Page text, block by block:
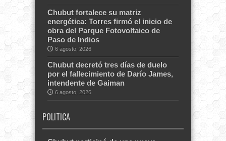
Chubut fortalece su matriz
energética: Torres firmó el inicio de
obra del Parque Fotovoltaico de
Paso de Indios
6 agosto, 2026
Chubut decretó tres días de duelo
por el fallecimiento de Darío James,
intendente de Gaiman
6 agosto, 2026
POLITICA